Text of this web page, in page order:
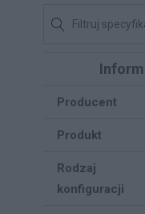
Producent
Produkt
Rodzaj
konfiguracji